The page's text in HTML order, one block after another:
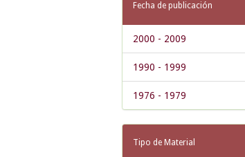
Fecha de publicación
2000 - 2009
1990 - 1999
1976 - 1979
Tipo de Material